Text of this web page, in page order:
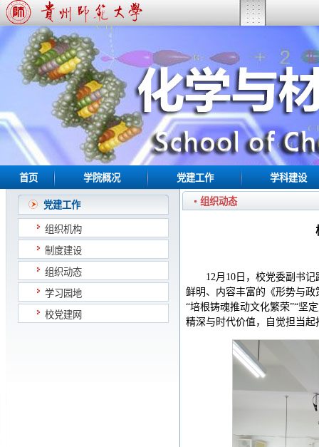
首页 学院概况 党建工作 学科建设
党建工作
组织机构
制度建设
组织动态
学习园地
校党建网
组织动态
12月10日，校党委副书
鲜明、内容丰富的《形势与政
“培根铸魂推动文化繁荣”“坚
精深与时代价值，自觉担当